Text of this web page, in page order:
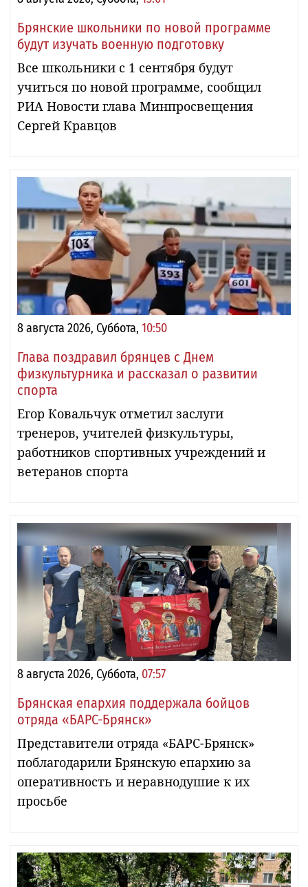
Брянские школьники по новой программе
будут изучать военную подготовку
Все школьники с 1 сентября будут
учиться по новой программе, сообщил
РИА Новости глава Минпросвещения
Сергей Кравцов
8 августа 2026, Суббота, 10:50
Глава поздравил брянцев с Днем
физкультурника и рассказал о развитии
спорта
Егор Ковальчук отметил заслуги
тренеров, учителей физкультуры,
работников спортивных учреждений и
ветеранов спорта
8 августа 2026, Суббота, 07:57
Брянская епархия поддержала бойцов
отряда «БАРС-Брянск»
Представители отряда «БАРС-Брянск»
поблагодарили Брянскую епархию за
оперативность и неравнодушие к их
просьбе